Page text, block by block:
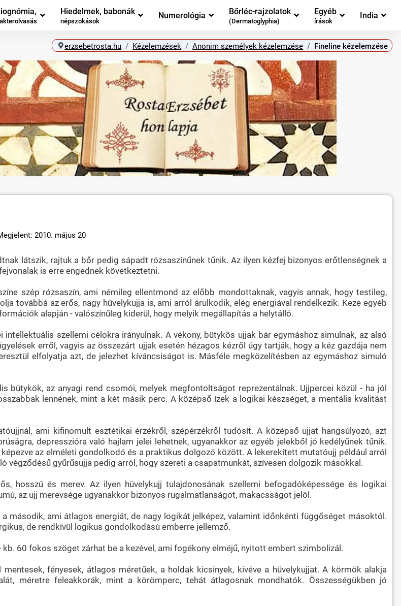
Hiedelmek, babonák
népszokások
Numerológia Bőrléc-rajzolatok
(Dermatoglyphia)
Egyéb
írások
India
erzsebetrosta.hu Kézelemzések Anonim személyek kézelemzése Fineline kézelemzése
2010. május 20
látszik, rajtuk a bőr pedig sápadt rózsaszínűnek tűnik. Az ilyen kézfej bizonyos erőtlenségnek a
is erre engednek következtetni.
szép rózsaszín, ami némileg ellentmond az előbb mondottaknak, vagyis annak, hogy testileg,
továbbá az erős, nagy hüvelykujja is, ami arról árulkodik, elég energiával rendelkezik. Keze egyéb
alapján - valószínűleg kiderül, hogy melyik megállapítás a helytálló.
intellektuális szellemi célokra irányulnak. A vékony, bütykös ujjak bár egymáshoz simulnak, az alsó
erről, vagyis az összezárt ujjak esetén hézagos kézről úgy tartják, hogy a kéz gazdája nem
elfolyatja azt, de jelezhet kíváncsiságot is. Másféle megközelítésben az egymáshoz simuló
bütykök, az anyagi rend csomói, melyek megfontoltságot reprezentálnak. Ujjpercei közül - ha jól
lennének, mint a két másik perc. A középső ízek a logikai készséget, a mentális kvalitást
ami kifinomult esztétikai érzékről, szépérzékről tudósít. A középső ujjat hangsúlyozó, azt
depresszióra való hajlam jelei lehetnek, ugyanakkor az egyéb jelekből jó kedélyűnek tűnik.
az elméleti gondolkodó és a praktikus dolgozó között. A lekerekített mutatóujj például arról
végződésű gyűrűsujja pedig arról, hogy szereti a csapatmunkát, szívesen dolgozik másokkal.
hosszú és merev. Az ilyen hüvelykujj tulajdonosának szellemi befogadóképessége és logikai
az ujj merevsége ugyanakkor bizonyos rugalmatlanságot, makacsságot jelöl.
második, ami átlagos energiát, de nagy logikát jelképez, valamint időnkénti függőséget másoktól.
de rendkívül logikus gondolkodású emberre jellemző.
kb. 60 fokos szöget zárhat be a kezével, ami fogékony elméjű, nyitott embert szimbolizál.
fényesek, átlagos méretűek, a holdak kicsinyek, kivéve a hüvelykujjat. A körmök alakja
méretre feleakkorák, mint a körömperc, tehát átlagosnak mondhatók. Összességükben jó